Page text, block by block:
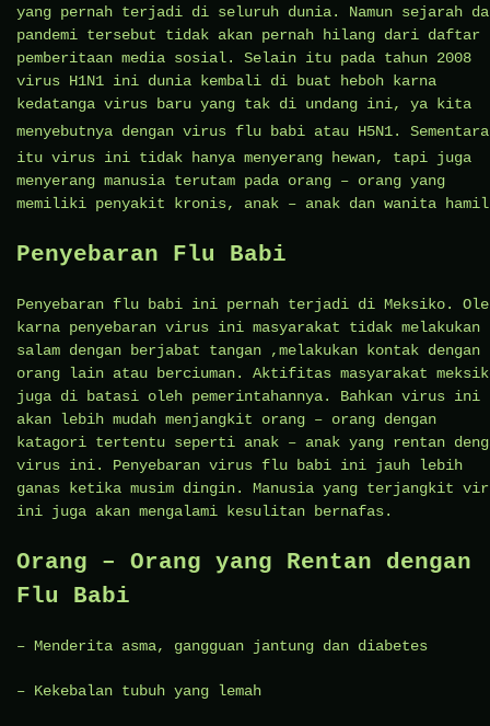
yang pernah terjadi di seluruh dunia. Namun sejarah
pandemi tersebut tidak akan pernah hilang dari daftar
pemberitaan media sosial. Selain itu pada tahun 2008
virus H1N1 ini dunia kembali di buat heboh karna
kedatanga virus baru yang tak di undang ini, ya kita
menyebutnya dengan virus flu babi atau H5N1. Sementara
itu virus ini tidak hanya menyerang hewan, tapi juga
menyerang manusia terutam pada orang – orang yang
memiliki penyakit kronis, anak – anak dan wanita
Penyebaran Flu Babi
Penyebaran flu babi ini pernah terjadi di Meksiko.
karna penyebaran virus ini masyarakat tidak melakukan
salam dengan berjabat tangan ,melakukan kontak dengan
orang lain atau berciuman. Aktifitas masyarakat
juga di batasi oleh pemerintahannya. Bahkan virus ini
akan lebih mudah menjangkit orang – orang dengan
katagori tertentu seperti anak – anak yang rentan
virus ini. Penyebaran virus flu babi ini jauh lebih
ganas ketika musim dingin. Manusia yang terjangkit
ini juga akan mengalami kesulitan bernafas.
Orang – Orang yang Rentan dengan
Flu Babi
– Menderita asma, gangguan jantung dan diabetes
– Kekebalan tubuh yang lemah